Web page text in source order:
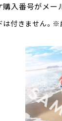
購入番号がメー
付きません。 ※